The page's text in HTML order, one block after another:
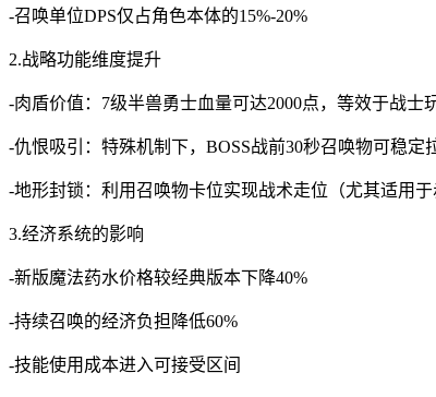
-召唤单位DPS仅占角色本体的15%-20%
2.战略功能维度提升
-肉盾价值：7级半兽勇士血量可达2000点，等效于战士
-仇恨吸引：特殊机制下，BOSS战前30秒召唤物可稳定
-地形封锁：利用召唤物卡位实现战术走位（尤其适用于
3.经济系统的影响
-新版魔法药水价格较经典版本下降40%
-持续召唤的经济负担降低60%
-技能使用成本进入可接受区间